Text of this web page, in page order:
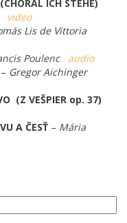
ICH STEHE)
video
Lis de Vittoria
Poulenc audio
– Gregor Aichinger
(Z VEŠPIER op. 37)
A ČESŤ – Mária